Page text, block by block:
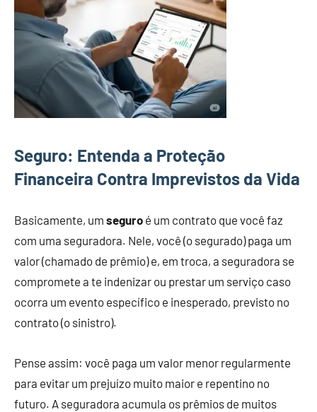
Seguro: Entenda a Proteção
Financeira Contra Imprevistos da Vida
Basicamente, um seguro é um contrato que você faz
com uma seguradora. Nele, você (o segurado) paga um
valor (chamado de prêmio) e, em troca, a seguradora se
compromete a te indenizar ou prestar um serviço caso
ocorra um evento específico e inesperado, previsto no
contrato (o sinistro).
Pense assim: você paga um valor menor regularmente
para evitar um prejuízo muito maior e repentino no
futuro. A seguradora acumula os prêmios de muitos